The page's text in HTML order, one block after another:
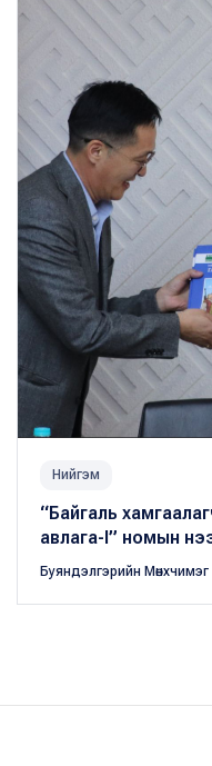
Нийгэм
“Байгаль
авлага-I” номын
Буяндэлгэрийн Мөнхчимэг